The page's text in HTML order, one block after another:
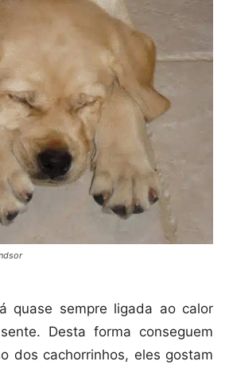
quase sempre ligada ao calor
Desta forma conseguem
dos cachorrinhos, eles gostam